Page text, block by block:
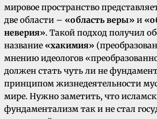
мировое пространство
две области – «область веры» и
неверия». Такой подход получил
название «хакимия»
мнению идеологов
должен стать чуть ли не
принципом жизнедеятельности
мире. Нужно заметить, что
фундаментализм так и не стал